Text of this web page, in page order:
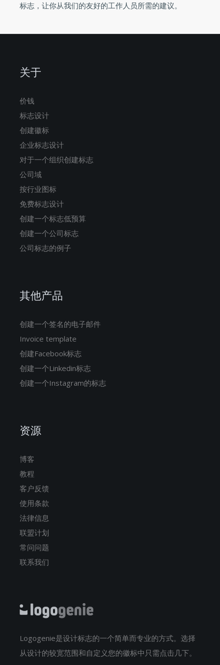
标志，让你从我们的友好的工作人员所需的建议。
关于
价钱
标志设计
创建徽标
企业标志设计
对于一个组织创建标志
公司域
按行业图标
免费标志设计
创建一个标志低预算
创建一个公司标志
公司标志的例子
其他产品
创建一个签名的电子邮件
Invoice template
创建Facebook标志
创建一个Linkedin标志
创建一个Instagram的标志
资源
博客
教程
客户反馈
使用条款
法律信息
联盟计划
常问问题
联系我们
Logogenie是设计标志的一个简单而专业的方式。选择
从设计的较宽范围和自定义您的徽标中只需点击几下。